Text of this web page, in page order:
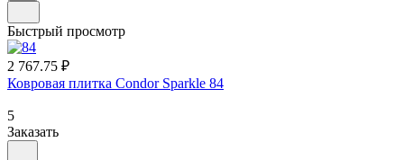
Быстрый просмотр
2 767.75 ₽
Ковровая плитка Condor Sparkle 84
5
Заказать